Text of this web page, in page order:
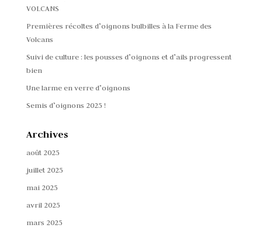
VOLCANS
Premières récoltes d’oignons bulbilles à la Ferme des
Volcans
Suivi de culture : les pousses d’oignons et d’ails progressent
bien
Une larme en verre d’oignons
Semis d’oignons 2025 !
Archives
août 2025
juillet 2025
mai 2025
avril 2025
mars 2025